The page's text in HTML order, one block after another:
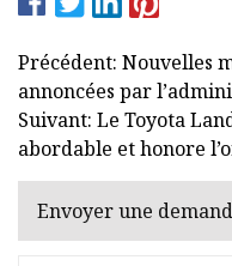
Précédent: Nouvelles
annoncées par
Suivant: Le Toyota
abordable et honore
Envoyer une